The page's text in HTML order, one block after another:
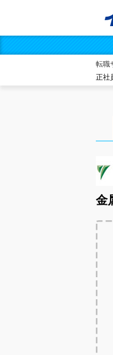
転職
正社
金